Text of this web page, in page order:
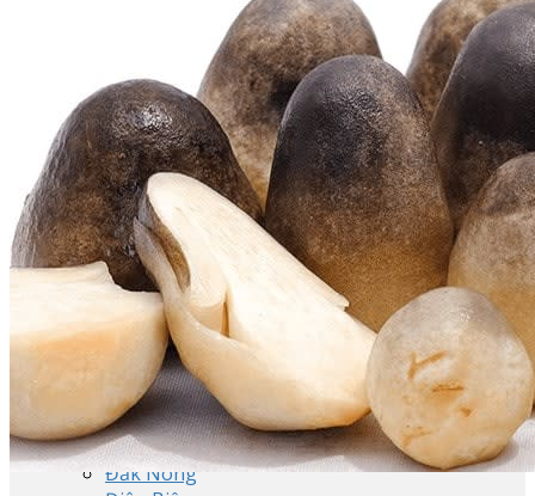
Hải Phòng
An Giang
Bà Rịa-Vũng Tàu
Bạc Liêu
Bắc Giang
Bắc Kạn
Bắc Ninh
Bến Tre
Bình Dương
Bình Định
Bình Phước
Bình Thuận
Cà Mau
Cao Bằng
Đắk Lắk
Đắk Nông